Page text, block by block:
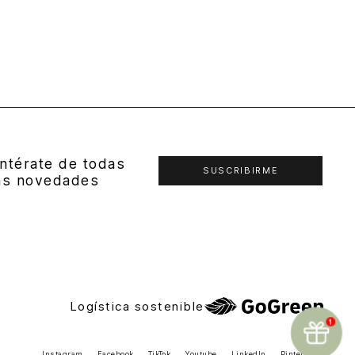
de todas
novedades
SUSCRIBIRME
Logística sostenible